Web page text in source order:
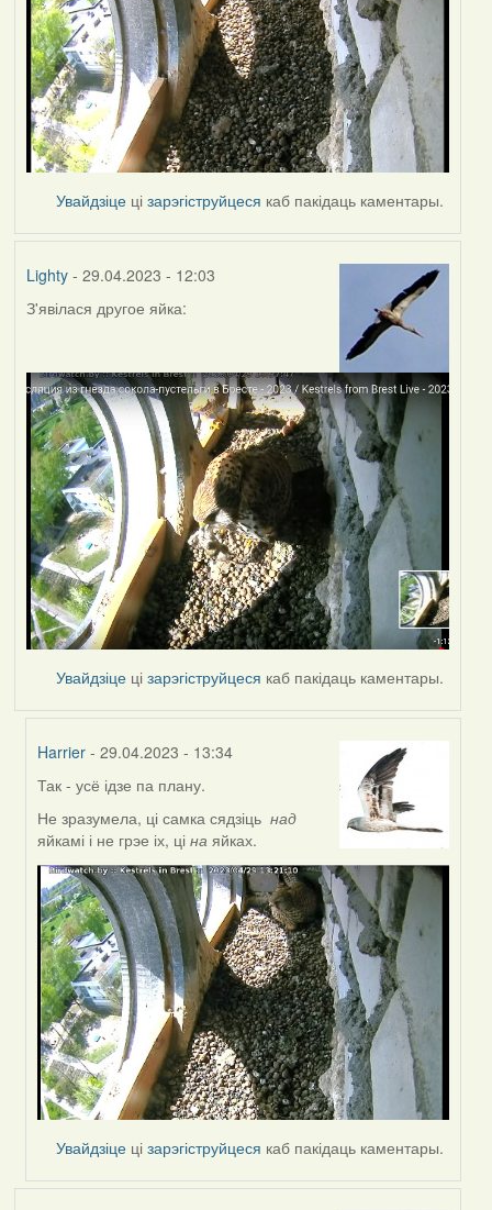
Увайдзіце цізарэгіструйцеся каб пакідаць каментары.
Lighty- 29.04.2023 - 12:03
З'явілася другое яйка:
Увайдзіце цізарэгіструйцеся каб пакідаць каментары.
Harrier - 29.04.2023 - 13:34
In
reply
to
by
Lighty
Так - усё ідзе па плану.
Не зразумела, ці самка сядзіцьнад
яйкамі і не грэе іх, ціна яйках.
Увайдзіце цізарэгіструйцеся каб пакідаць каментары.